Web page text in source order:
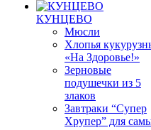
КУНЦЕВО
Мюсли
Хлопья
«На Здоровье!»
Зерновые
подушечки из 5
злаков
Завтраки “Супер
Хрупер” для